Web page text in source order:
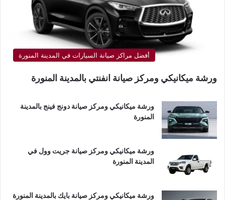
أفضل مراكز صيانة السيارات في المدينة المنورة
ورشة ميكانيكي ومركز صيانة انفنتي بالمدينة المنورة
ورشة ميكانيكي ومركز صيانة دونج فينج بالمدينة
المنورة
ورشة ميكانيكي ومركز صيانة جريت وول في
المدينة المنورة
ورشة ميكانيكي ومركز صيانة بايك بالمدينة المنورة